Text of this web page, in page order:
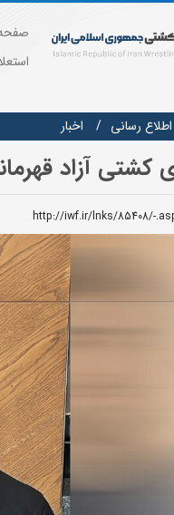
اطلاع رسانی اخبار
کشتی آزاد
http://iwf.ir/lnks/85408/-